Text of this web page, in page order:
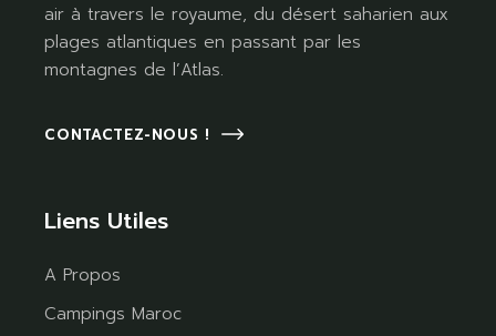
air à travers le royaume, du désert saharien aux
plages atlantiques en passant par les
montagnes de l’Atlas.
CONTACTEZ-NOUS !
Liens Utiles
A Propos
Campings Maroc